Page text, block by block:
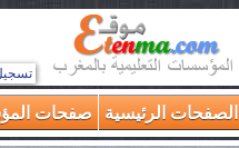
الصفحات الرئيسية صفحات